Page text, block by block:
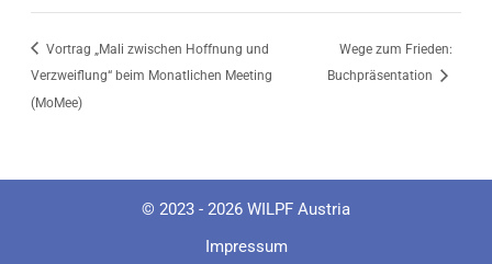
Vortrag „Mali zwischen Hoffnung und
Verzweiflung“ beim Monatlichen Meeting
(MoMee)
Wege zum Frieden:
Buchpräsentation
© 2023 - 2026 WILPF Austria
Impressum